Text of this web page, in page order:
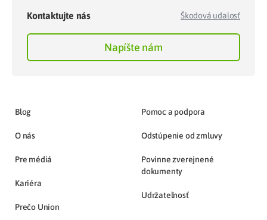
Kontaktujte nás Škodová udalosť
Napíšte nám
Blog
O nás
Pre médiá
Kariéra
Prečo Union
Pomoc a podpora
Odstúpenie od zmluvy
Povinne zverejnené
dokumenty
Udržateľnosť